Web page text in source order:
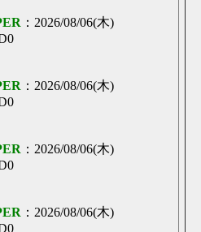
：2026/08/06(木)
：2026/08/06(木)
：2026/08/06(木)
：2026/08/06(木)